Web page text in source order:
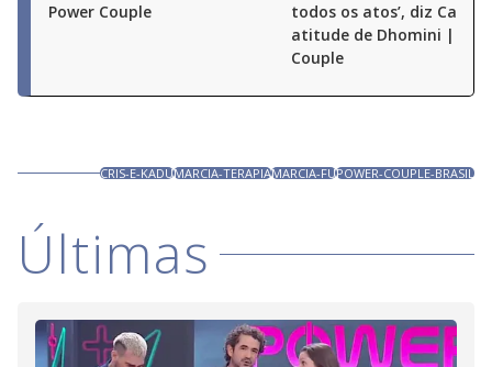
Power Couple
todos os atos’, diz Carol
atitude de Dhomini |
Couple
CRIS-E-KADUMARCIA-TERAPIAMARCIA-FUPOWER-COUPLE-BRASIL
Últimas